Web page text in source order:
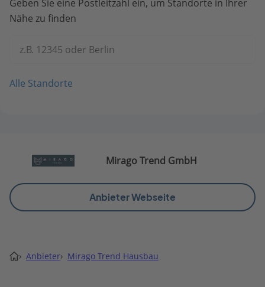
Geben Sie eine Postleitzahl ein, um Standorte in Ihrer
Nähe zu finden
z.B. 12345 oder Berlin
Alle Standorte
Mirago Trend GmbH
Anbieter Webseite
› Anbieter› Mirago Trend Hausbau